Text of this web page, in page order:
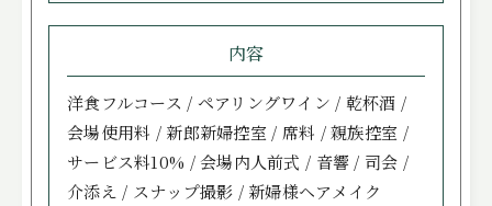
内容
洋食フルコース / ペアリングワイン / 乾杯酒 /
会場使用料 / 新郎新婦控室 / 席料 / 親族控室 /
サービス料10% / 会場内人前式 / 音響 / 司会 /
介添え / スナップ撮影 / 新婦様ヘアメイク